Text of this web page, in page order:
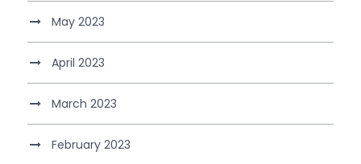
May 2023
April 2023
March 2023
February 2023